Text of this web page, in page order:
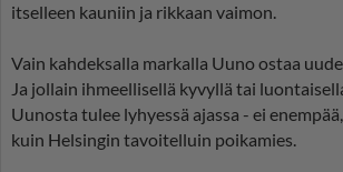
itselleen kauniin ja rikkaan vaimon.
Vain kahdeksalla markalla Uuno ostaa
Ja jollain ihmeellisellä kyvyllä tai
Uunosta tulee lyhyessä ajassa - ei
kuin Helsingin tavoitelluin poikamies.